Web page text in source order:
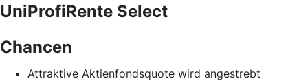
UniProfiRente Select
Chancen
Attraktive Aktienfondsquote wird angestrebt